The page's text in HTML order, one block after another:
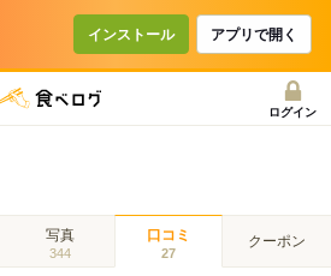
インストール アプリで開く
ログイン
写真
344
口コミ
27
クーポン